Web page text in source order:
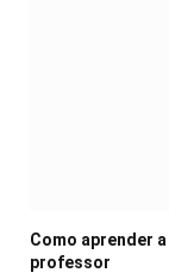
Como aprender
professor